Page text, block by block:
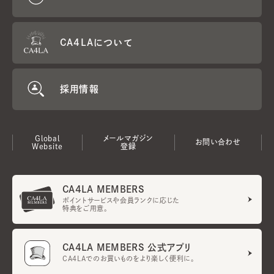
CA4LAについて
採用情報
Global
Website
メールマガジン
登録
お問い合わせ
CA4LA MEMBERS
ポイントサービスや会員ランクに応じた
特典をご用意。
CA4LA MEMBERS 公式アプリ
CA4LAでのお買いものをより楽しく便利に。